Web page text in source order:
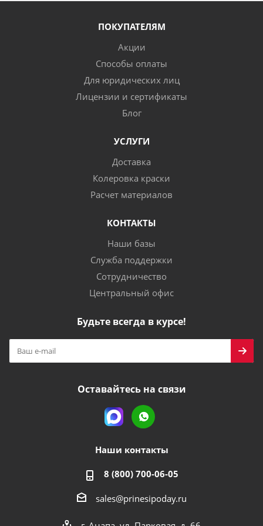
ПОКУПАТЕЛЯМ
Акции
Способы оплаты
Для юридических лиц
Лицензии и сертификаты
Блог
УСЛУГИ
Доставка
Колеровка краски
Расчет материалов
КОНТАКТЫ
Наши базы
Служба поддержки
Сотрудничество
Центральный офис
Будьте всегда в курсе!
Оставайтесь на связи
Наши контакты
8 (800) 700-06-05
sales@prinesipoday.ru